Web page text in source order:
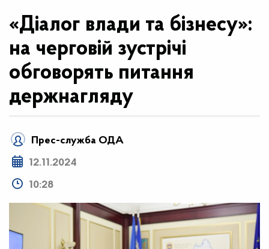
«Діалог влади та бізнесу»:
на черговій зустрічі
обговорять питання
держнагляду
Прес-служба ОДА
12.11.2024
10:28